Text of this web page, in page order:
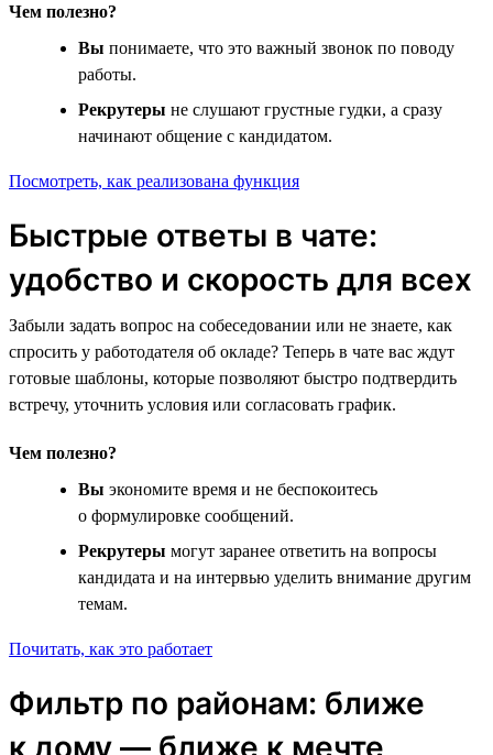
Чем полезно?
Вы понимаете, что это важный звонок по поводу
работы.
Рекрутеры не слушают грустные гудки, а сразу
начинают общение с кандидатом.
Посмотреть, как реализована функция
Быстрые ответы в чате:
удобство и скорость для всех
Забыли задать вопрос на собеседовании или не знаете, как
спросить у работодателя об окладе? Теперь в чате вас ждут
готовые шаблоны, которые позволяют быстро подтвердить
встречу, уточнить условия или согласовать график.
Чем полезно?
Вы экономите время и не беспокоитесь
о формулировке сообщений.
Рекрутеры могут заранее ответить на вопросы
кандидата и на интервью уделить внимание другим
темам.
Почитать, как это работает
Фильтр по районам: ближе
к дому — ближе к мечте